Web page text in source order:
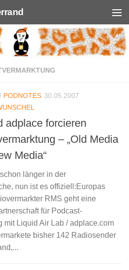
/ PODNOTES 30.05.2007
adplace forcieren
– „Old Media
Media“
länger in der
nun ist es offiziell:Europas
RMS geht eine
für Podcast-
mit Liquid Air Lab / adplace.com
bisher 142 Radiosender